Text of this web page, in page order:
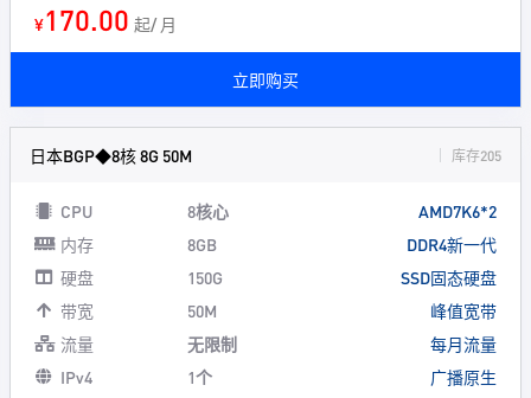
¥170.00 起/ 月
立即购买
日本BGP◆8核 8G 50M 库存205
CPU 8核心
AMD7K6*2
内存
8GB
DDR4新一代
硬盘
150G
SSD固态硬盘
带宽
50M
峰值宽带
流量
无限制
每月流量
IPv4
1个
广播原生